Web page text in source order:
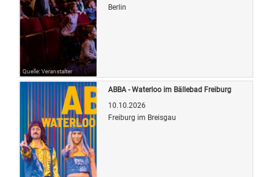
Quelle: Veranstalter
Berlin
ABBA - Waterloo im Bällebad Freiburg
10.10.2026
Freiburg im Breisgau